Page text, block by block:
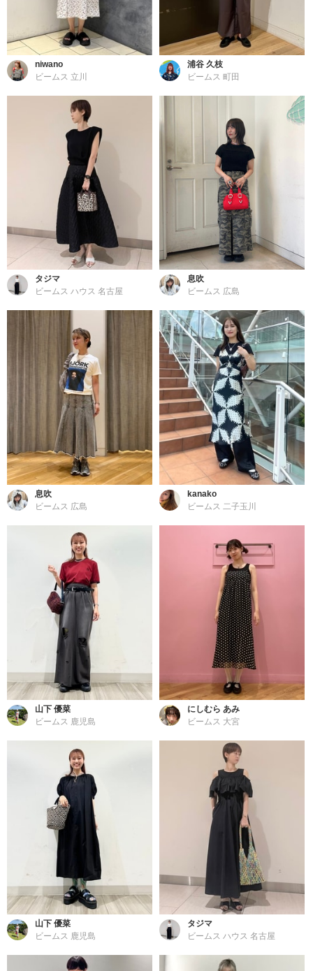
niwano
ビームス 立川
浦谷 久枝
ビームス 町田
タジマ
ビームス ハウス 名古屋
息吹
ビームス 広島
息吹
ビームス 広島
kanako
ビームス 二子玉川
山下 優菜
ビームス 鹿児島
にしむら あみ
ビームス 大宮
山下 優菜
ビームス 鹿児島
タジマ
ビームス ハウス 名古屋